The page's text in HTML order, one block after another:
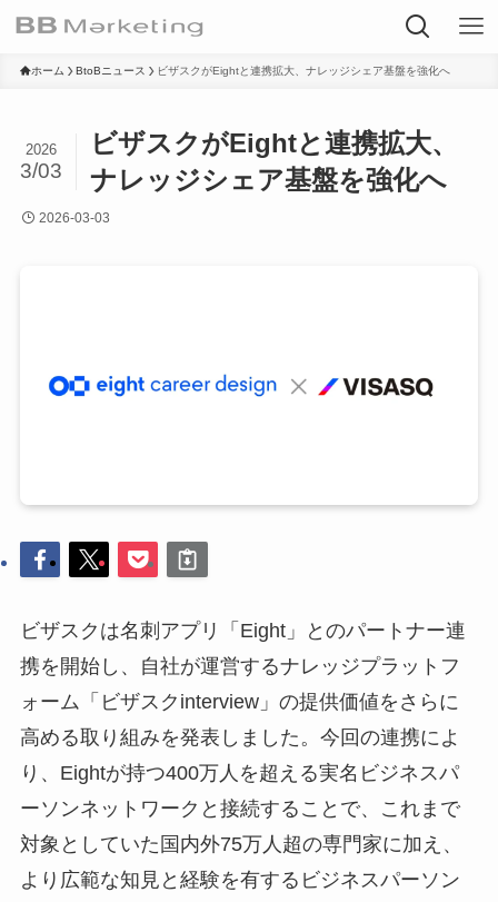
ホーム BtoBニュース ビザスクがEightと連携拡大、ナレッジシェア基盤を強化へ
ビザスクがEightと連携拡大、
ナレッジシェア基盤を強化へ
2026
3/03
2026-03-03
ビザスクは名刺アプリ「Eight」とのパートナー連
携を開始し、自社が運営するナレッジプラットフ
ォーム「ビザスクinterview」の提供価値をさらに
高める取り組みを発表しました。今回の連携によ
り、Eightが持つ400万人を超える実名ビジネスパ
ーソンネットワークと接続することで、これまで
対象としていた国内外75万人超の専門家に加え、
より広範な知見と経験を有するビジネスパーソン